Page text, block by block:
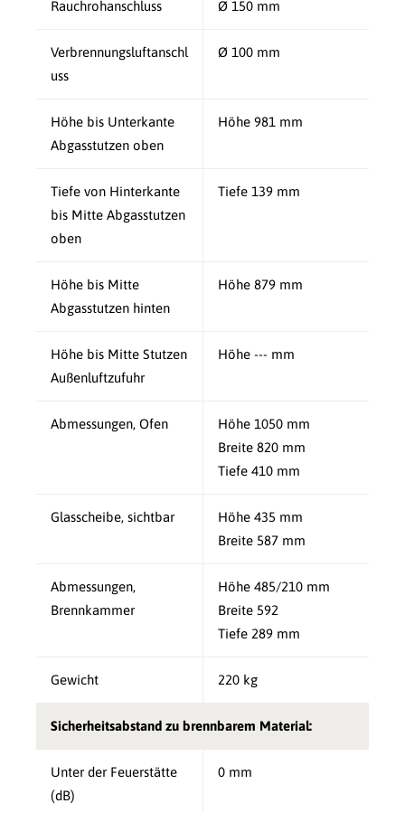
Rauchrohanschluss Ø 150 mm
Verbrennungsluftanschl
uss
Ø 100 mm
Höhe bis Unterkante
Abgasstutzen oben
Höhe 981 mm
Tiefe von Hinterkante
bis Mitte Abgasstutzen
oben
Tiefe 139 mm
Höhe bis Mitte
Abgasstutzen hinten
Höhe 879 mm
Höhe bis Mitte Stutzen
Außenluftzufuhr
Höhe --- mm
Abmessungen, Ofen
Höhe 1050 mm
Breite 820 mm
Tiefe 410 mm
Glasscheibe, sichtbar
Höhe 435 mm
Breite 587 mm
Abmessungen,
Brennkammer
Höhe 485/210 mm
Breite 592
Tiefe 289 mm
Gewicht 220 kg
Sicherheitsabstand zu brennbarem Material:
Unter der Feuerstätte
(dB)
0 mm